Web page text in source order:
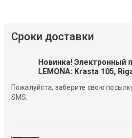
Сроки доставки
Новинка! Электронный
LEMONA: Krasta 105,
Пожалуйста, заберите свою
SMS.